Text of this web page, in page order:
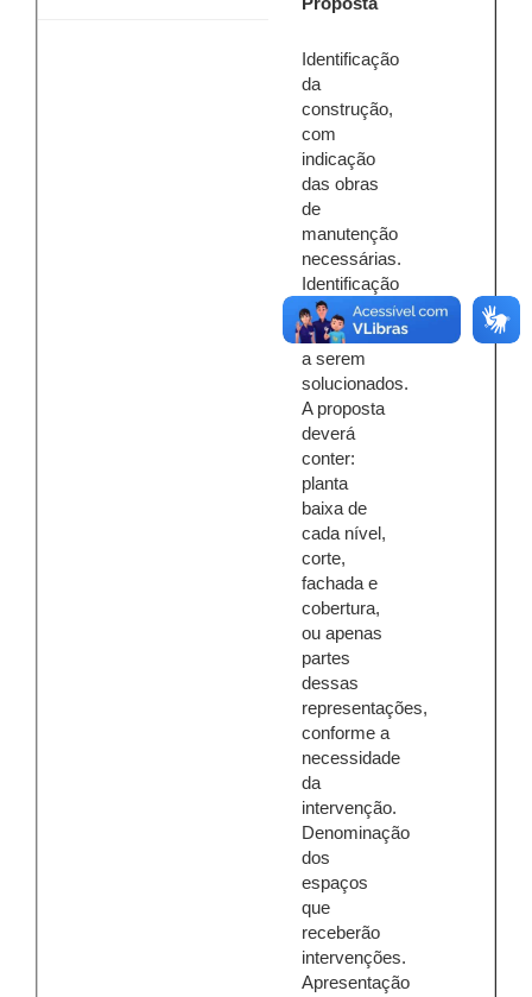
Identificação
da
construção,
com
indicação
das obras
de
manutenção
necessárias.
Identificação
dos
problemas
a serem
solucionados.
A proposta
deverá
conter:
planta
baixa de
cada nível,
corte,
fachada e
cobertura,
ou apenas
partes
dessas
representações,
conforme a
necessidade
da
intervenção.
Denominação
dos
espaços
que
receberão
intervenções.
Apresentação